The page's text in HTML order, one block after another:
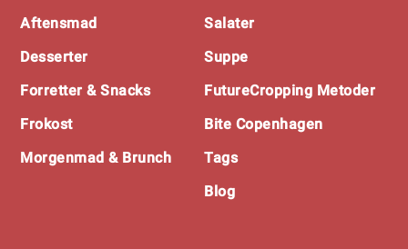
Aftensmad
Desserter
Forretter & Snacks
Frokost
Morgenmad & Brunch
Salater
Suppe
FutureCropping Metoder
Bite Copenhagen
Tags
Blog